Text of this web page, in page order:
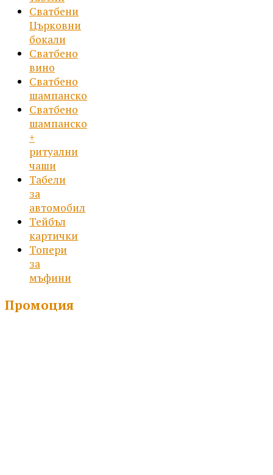
Сватбени
Църковни
бокали
Сватбено
вино
Сватбено
шампанско
Сватбено
шампанско
+
ритуални
чаши
Табели
за
автомобил
Тейбъл
картички
Топери
за
мъфини
Промоция